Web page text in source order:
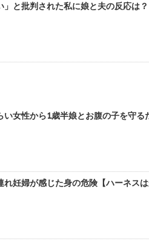
と批判された私に娘と夫の反応
女性から1歳半娘とお腹の子を守
妊婦が感じた身の危険【ハーネス